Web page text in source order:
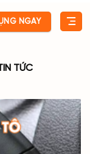
NGAY
TỨC